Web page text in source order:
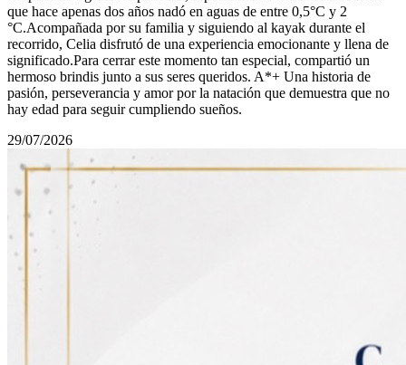
que hace apenas dos años nadó en aguas de entre 0,5°С y 2
°C.Acompañada por su familia y siguiendo al kayak durante el
recorrido, Celia disfrutó de una experiencia emocionante y llena de
significado.Para cerrar este momento tan especial, compartió un
hermoso brindis junto a sus seres queridos. A*+ Una historia de
pasión, perseverancia y amor por la natación que demuestra que no
hay edad para seguir cumpliendo sueños.
29/07/2026